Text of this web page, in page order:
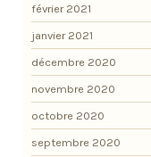
février 2021
janvier 2021
décembre 2020
novembre 2020
octobre 2020
septembre 2020